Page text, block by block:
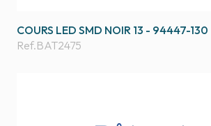
COURS LED SMD NOIR 13 - 94447-130
Ref.BAT2475